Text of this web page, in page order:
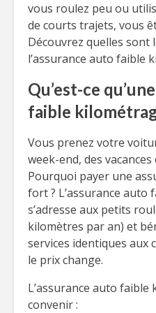
vous roulez peu ou
de courts trajets, vous
Découvrez quelles sont
l’assurance auto faible
Qu’est-ce
faible
Vous prenez votre
week-end, des
Pourquoi payer une
fort ? L’assurance auto
s’adresse aux petits
kilomètres par an) et
services identiques aux
le prix change.
L’assurance auto
convenir :